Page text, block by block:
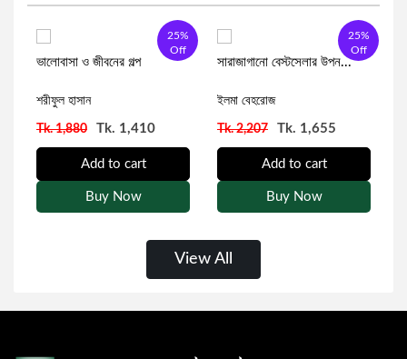
সাইমন জাকারিয়া
ড. জিতেন্দ্র লাল বড়ুয়া
মিশেল ওবামা
অতিপ্রাকৃত ও ভৌতিক
বাংলা কবিতা
ফাবিয়াহ্ মমো
25%
Off
ভালোবাসা ও জীবনের গল্প
শরীফুল হাসান
Tk. 1,880 Tk. 1,410
Add to cart
Buy Now
25%
Off
সারাজাগানো বেস্টসেলার উপন...
ইলমা বেহরোজ
Tk. 2,207 Tk. 1,655
Add to cart
Buy Now
View All